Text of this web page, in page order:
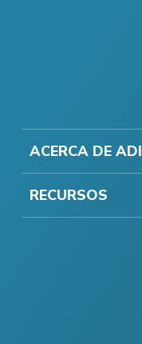
ACERCA DE ADI
RECURSOS